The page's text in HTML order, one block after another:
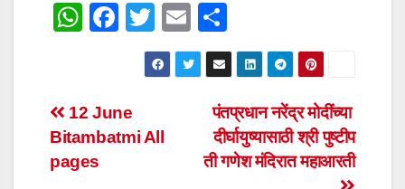
W
s
A
p
F
e
b
T
wi
tt
E
m
ail
h
ar
e
Post
navigation
पंतप्रधान नरेंद्र मोदींच्या
दीर्घायुष्यासाठी श्री पुष्टीप
ती गणेश मंदिरात महाआरती
12 June
Bitambatmi All
pages